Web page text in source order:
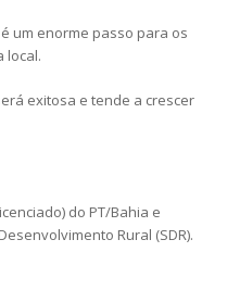
um enorme passo para os
local.
exitosa e tende a crescer
do PT/Bahia e
Rural (SDR).